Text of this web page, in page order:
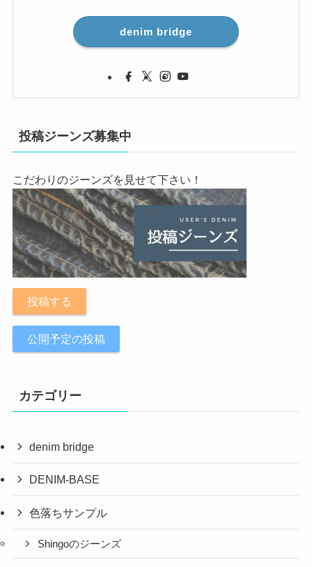
denim bridge
投稿ジーンズ募集中
こだわりのジーンズを見せて下さい！
投稿する
公開予定の投稿
カテゴリー
denim bridge
DENIM-BASE
色落ちサンプル
Shingoのジーンズ